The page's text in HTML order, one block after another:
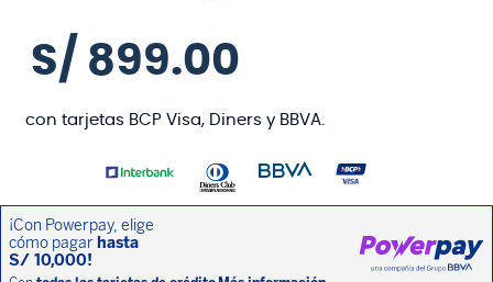
S/ 899.00
con tarjetas BCP Visa, Diners y BBVA.